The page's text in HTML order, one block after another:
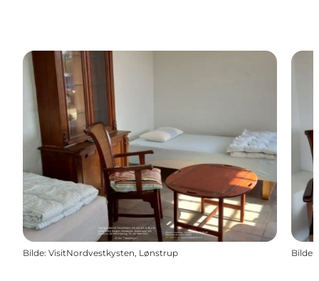
Bilde: VisitNordvestkysten, Lønstrup Bilde: